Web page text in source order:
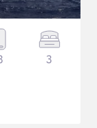
3